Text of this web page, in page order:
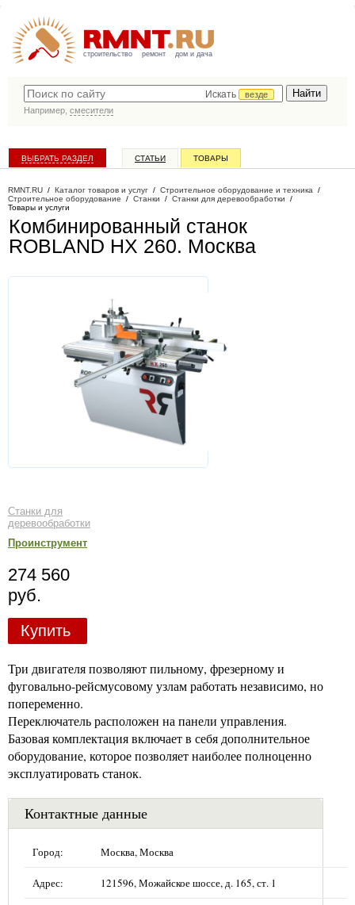
строительство ремонт дом и дача
Искать
везде
Например, смесители
ВЫБРАТЬ РАЗДЕЛ СТАТЬИ ТОВАРЫ
RMNT.RU / Каталог товаров и услуг / Строительное оборудование и техника /
Строительное оборудование / Станки / Станки для деревообработки /
Товары и услуги
Комбинированный станок
ROBLAND HX 260. Москва
Станки для
деревообработки
Проинструмент
274 560
руб.
Купить
Три двигателя позволяют пильному, фрезерному и
фуговально-рейсмусовому узлам работать независимо, но
попеременно.
Переключатель расположен на панели управления.
Базовая комплектация включает в себя дополнительное
оборудование, которое позволяет наиболее полноценно
эксплуатировать станок.
Контактные данные
Город: Москва, Москва
Адрес: 121596, Можайское шоссе, д. 165, ст. 1